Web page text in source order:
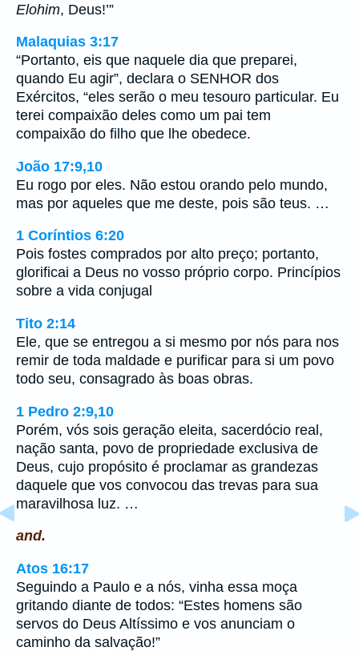
Elohim, Deus!’”
Malaquias 3:17
“Portanto, eis que naquele dia que preparei,
quando Eu agir”, declara o SENHOR dos
Exércitos, “eles serão o meu tesouro particular. Eu
terei compaixão deles como um pai tem
compaixão do filho que lhe obedece.
João 17:9,10
Eu rogo por eles. Não estou orando pelo mundo,
mas por aqueles que me deste, pois são teus. …
1 Coríntios 6:20
Pois fostes comprados por alto preço; portanto,
glorificai a Deus no vosso próprio corpo. Princípios
sobre a vida conjugal
Tito 2:14
Ele, que se entregou a si mesmo por nós para nos
remir de toda maldade e purificar para si um povo
todo seu, consagrado às boas obras.
1 Pedro 2:9,10
Porém, vós sois geração eleita, sacerdócio real,
nação santa, povo de propriedade exclusiva de
Deus, cujo propósito é proclamar as grandezas
daquele que vos convocou das trevas para sua
maravilhosa luz. …
and.
Atos 16:17
Seguindo a Paulo e a nós, vinha essa moça
gritando diante de todos: “Estes homens são
servos do Deus Altíssimo e vos anunciam o
caminho da salvação!”